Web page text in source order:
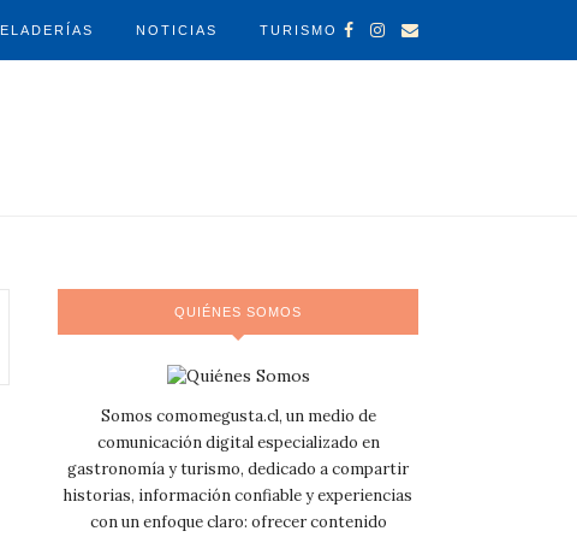
NOTICIAS TURISMO
QUIÉNES SOMOS
Somos comomegusta.cl, un medio de
comunicación digital especializado en
gastronomía y turismo, dedicado a compartir
historias, información confiable y experiencias
con un enfoque claro: ofrecer contenido